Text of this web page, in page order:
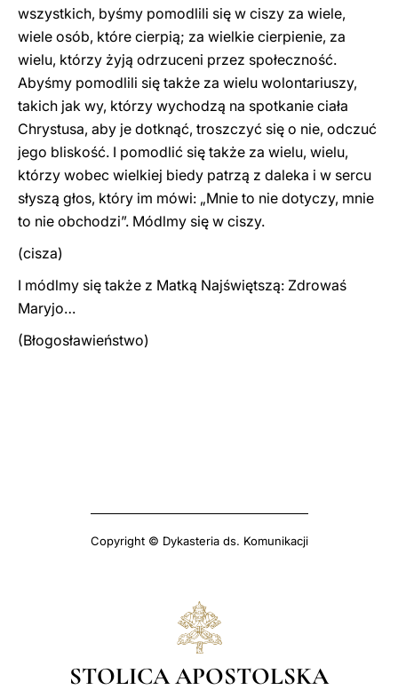
wszystkich, byśmy pomodlili się w ciszy za wiele,
wiele osób, które cierpią; za wielkie cierpienie, za
wielu, którzy żyją odrzuceni przez społeczność.
Abyśmy pomodlili się także za wielu wolontariuszy,
takich jak wy, którzy wychodzą na spotkanie ciała
Chrystusa, aby je dotknąć, troszczyć się o nie, odczuć
jego bliskość. I pomodlić się także za wielu, wielu,
którzy wobec wielkiej biedy patrzą z daleka i w sercu
słyszą głos, który im mówi: „Mnie to nie dotyczy, mnie
to nie obchodzi”. Módlmy się w ciszy.
(cisza)
I módlmy się także z Matką Najświętszą: Zdrowaś
Maryjo…
(Błogosławieństwo)
Copyright © Dykasteria ds. Komunikacji
STOLICA APOSTOLSKA